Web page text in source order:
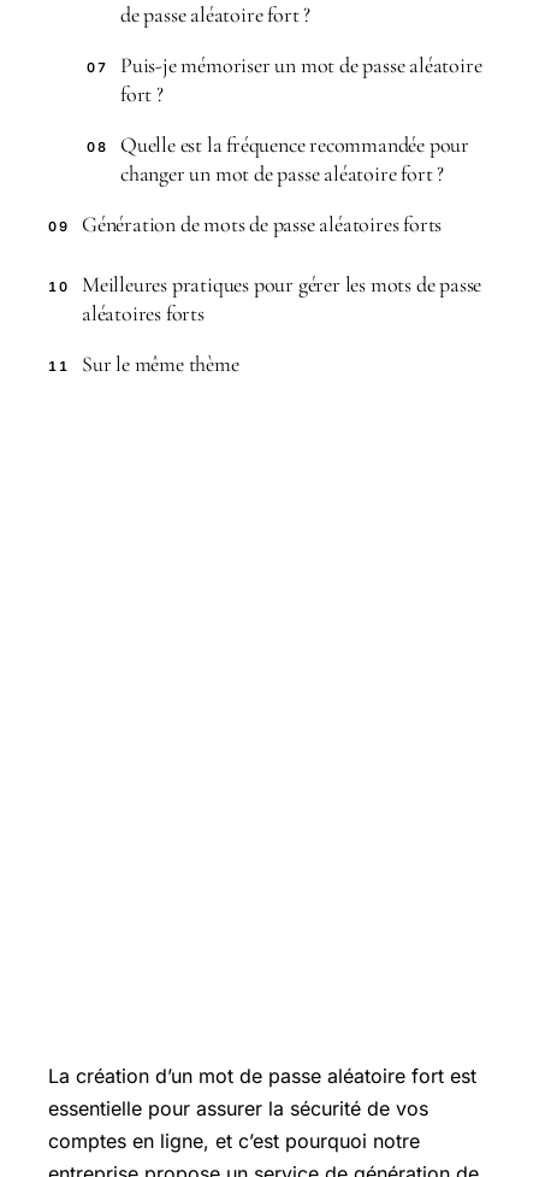
de passe aléatoire fort ?
07
Puis-je mémoriser un mot de passe aléatoire
fort ?
08
Quelle est la fréquence recommandée pour
changer un mot de passe aléatoire fort ?
09 Génération de mots de passe aléatoires forts
10
Meilleures pratiques pour gérer les mots de passe
aléatoires forts
11 Sur le même thème
La création d’un mot de passe aléatoire fort est
essentielle pour assurer la sécurité de vos
comptes en ligne, et c’est pourquoi notre